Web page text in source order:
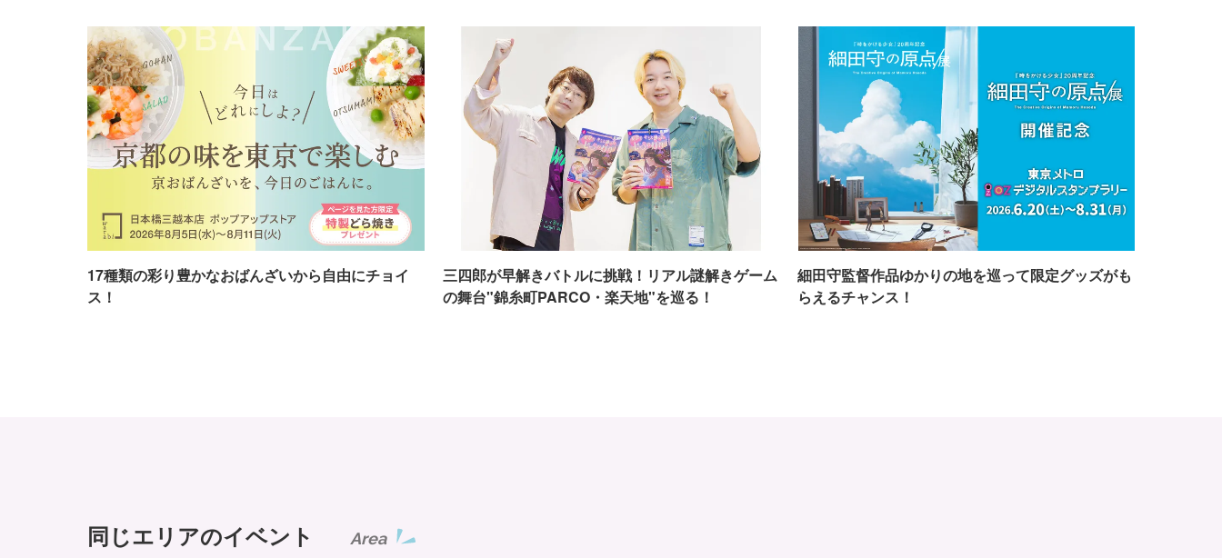
17種類の彩り豊かなおばんざいから自由にチョイ
ス！
三四郎が早解きバトルに挑戦！リアル謎解きゲーム
の舞台"錦糸町PARCO・楽天地"を巡る！
細田守監督作品ゆかりの地を巡って限定グッズがも
らえるチャンス！
同じエリアのイベント Area